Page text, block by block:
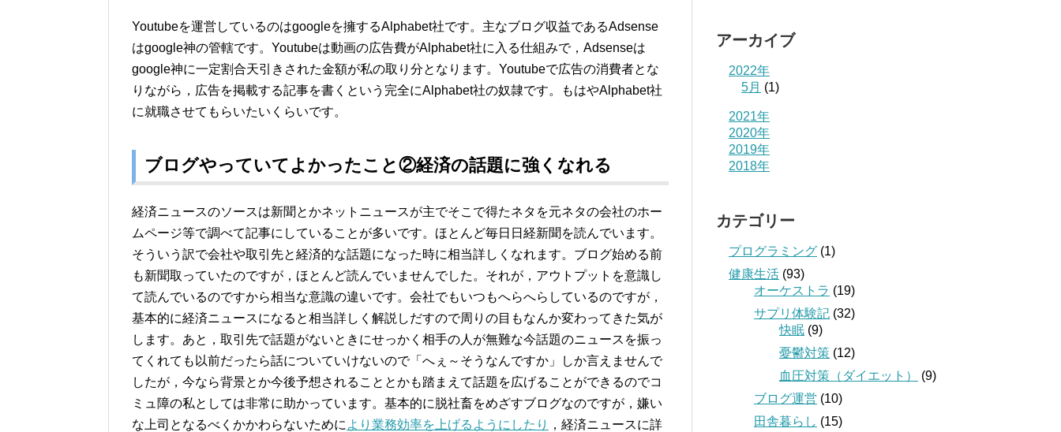
Youtubeを運営しているのはgoogleを擁するAlphabet社です。主なブログ収益であるAdsense
はgoogle神の管轄です。Youtubeは動画の広告費がAlphabet社に入る仕組みで，Adsenseは
google神に一定割合天引きされた金額が私の取り分となります。Youtubeで広告の消費者とな
りながら，広告を掲載する記事を書くという完全にAlphabet社の奴隷です。もはやAlphabet社
に就職させてもらいたいくらいです。
ブログやっていてよかったこと②経済の話題に強くなれる
経済ニュースのソースは新聞とかネットニュースが主でそこで得たネタを元ネタの会社のホー
ムページ等で調べて記事にしていることが多いです。ほとんど毎日日経新聞を読んでいます。
そういう訳で会社や取引先と経済的な話題になった時に相当詳しくなれます。ブログ始める前
も新聞取っていたのですが，ほとんど読んでいませんでした。それが，アウトプットを意識し
て読んでいるのですから相当な意識の違いです。会社でもいつもへらへらしているのですが，
基本的に経済ニュースになると相当詳しく解説しだすので周りの目もなんか変わってきた気が
します。あと，取引先で話題がないときにせっかく相手の人が無難な今話題のニュースを振っ
てくれても以前だったら話についていけないので「へぇ～そうなんですか」しか言えませんで
したが，今なら背景とか今後予想されることとかも踏まえて話題を広げることができるのでコ
ミュ障の私としては非常に助かっています。基本的に脱社畜をめざすブログなのですが，嫌い
な上司となるべくかかわらないために より業務効率を上げるようにしたり
，経済ニュースに詳
アーカイブ
2022年
5月 (1)
2021年
2020年
2019年
2018年
カテゴリー
プログラミング (1)
健康生活 (93)
オーケストラ (19)
サプリ体験記 (32)
快眠 (9)
憂鬱対策 (12)
血圧対策（ダイエット）
(9)
ブログ運営 (10)
田舎暮らし (15)